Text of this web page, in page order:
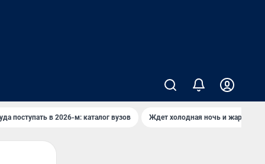
поступать в 2026-м: каталог вузов Ждет холодная ночь и жаркий